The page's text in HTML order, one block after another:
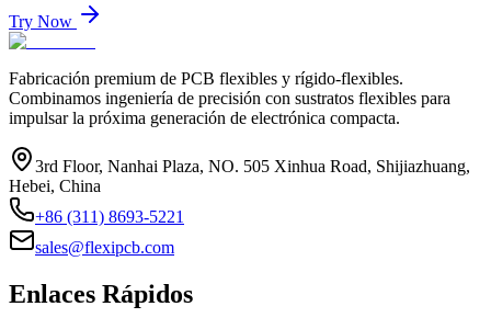
Try Now
Fabricación premium de PCB flexibles y rígido-flexibles.
Combinamos ingeniería de precisión con sustratos flexibles para
impulsar la próxima generación de electrónica compacta.
3rd Floor, Nanhai Plaza, NO. 505 Xinhua Road, Shijiazhuang,
Hebei, China
+86 (311) 8693-5221
sales@flexipcb.com
Enlaces Rápidos